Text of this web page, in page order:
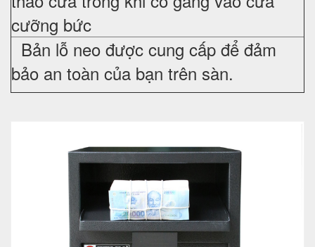
cưỡng bức
Bản lỗ neo được cung cấp để đảm
bảo an toàn của bạn trên sàn.